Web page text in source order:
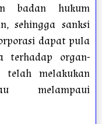
badan hukum
sehingga sanksi
dapat pula
terhadap organ-
melakukan
melampaui